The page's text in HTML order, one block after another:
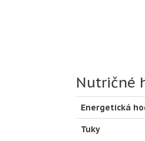
Nutričné
Energetická
Tuky